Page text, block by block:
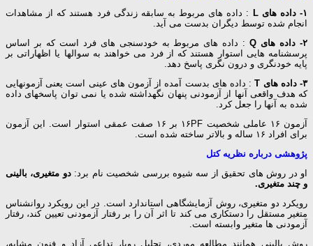
۱- داده های L
: داده های مربوط به سابقه زندگی فرد هستند که از مشاهدات
انجام شده توسط دیگران بدست می آید.
۲- داده های Q
: داده های مربوط به خودسنجی های فرد است که بر اساس
پرسشنامه هایی استوار هستند که از فرد می خواهند به سوالها یا اظهاراتی بر
پایه خودنگری و درون نگری پاسخ دهد.
۳- داده های T
: داده های بدست آمده از آزمون های عینی است یعنی آزمونهایی
که هدف واقعی آنها از آزمودنی پنهان نگهداشته شده یا نمی توان پاسخهای داده
شده به آنها را جعل کرد.
آزمون ۱۶ عاملی شخصیت ۱۶PF بر ۱۶ صفت عمقی استوار است. این آزمون
برای افراد ۱۶ ساله و بالاتر ساخته شده است.
پژوهشی درباره نظریه کتل
او در روش های تحقیق از سه شیوه بررسی شخصیت نام برد:دو متغیری، بالینی
و چند متغیری.
رویکرد دو متغیری، روش آزمایشگاهی استاندارد است. در این رویکرد روانشناس
متغیر مستقل را دستکاری می کند تا اثر آن را بر رفتار آزمودنی تعیین کند، رفتار
آزمودنی ها متغیر وابسته است.
روش بالینی همانند مطالعه موردی، تحلیل رویا، تداعی آزاد و فنون مشابه،